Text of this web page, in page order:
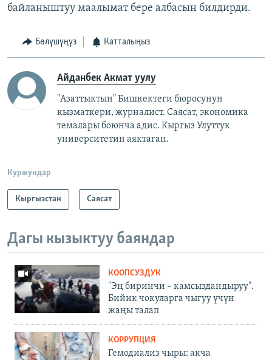
байланыштуу маалымат бере албасын билдирди.
Бөлүшүңүз Катталыңыз
Айданбек Акмат уулу
"Азаттыктын" Бишкектеги бюросунун
кызматкери, журналист. Саясат, экономика
темалары боюнча адис. Кыргыз Улуттук
университетин аяктаган.
Куржундар
Кыргызстан Саясат
Дагы кызыктуу баяндар
КООПСУЗДУК
"Эң биринчи – камсыздандыруу".
Бийик чокуларга чыгуу үчүн
жаңы талап
КОРРУПЦИЯ
Гемодиализ чыры: акча